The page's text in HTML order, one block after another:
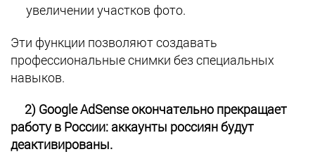
увеличении участков фото.
Эти функции позволяют создавать
профессиональные снимки без специальных
навыков.
2) Google AdSense окончательно прекращает
работу в России: аккаунты россиян будут
деактивированы.